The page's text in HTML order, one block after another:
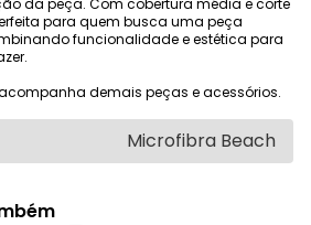
da peça. Com cobertura média e corte
para quem busca uma peça
funcionalidade e estética para
demais peças e acessórios.
Microfibra Beach